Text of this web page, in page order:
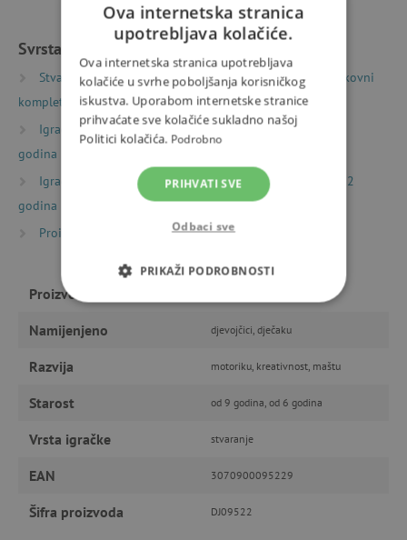
Svrstano u kategorije
Stvaranje Kreativni kompleti i izrađivanje
Likovni
kompleti s pijeskom i šljokicama
Igračke prema starosti
Igre i igračke za djecu od 6
godina
Igračke prema starosti
Igre i igračke za djecu od 12
godina
Proizvođači
Proizvođač
Namijenjeno djevojčici, dječaku
Razvija motoriku, kreativnost, maštu
Starost od 9 godina, od 6 godina
Vrsta igračke stvaranje
EAN 3070900095229
Šifra proizvoda DJ09522
Ova internetska stranica
upotrebljava kolačiće.
Ova internetska stranica upotrebljava
kolačiće u svrhe poboljšanja korisničkog
iskustva. Uporabom internetske stranice
prihvaćate sve kolačiće sukladno našoj
Politici kolačića. Podrobno
PRIHVATI SVE
Odbaci sve
PRIKAŽI PODROBNOSTI
Nužno potrebni kolačići
Izvedba
Funkcionalnost